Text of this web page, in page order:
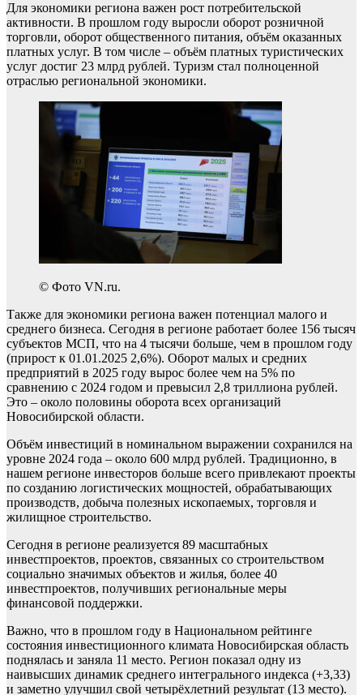
Для экономики региона важен рост потребительской
активности. В прошлом году выросли оборот розничной
торговли, оборот общественного питания, объём оказанных
платных услуг. В том числе – объём платных туристических
услуг достиг 23 млрд рублей. Туризм стал полноценной
отраслью региональной экономики.
© Фото VN.ru.
Также для экономики региона важен потенциал малого и
среднего бизнеса. Сегодня в регионе работает более 156 тысяч
субъектов МСП, что на 4 тысячи больше, чем в прошлом году
(прирост к 01.01.2025 2,6%). Оборот малых и средних
предприятий в 2025 году вырос более чем на 5% по
сравнению с 2024 годом и превысил 2,8 триллиона рублей.
Это – около половины оборота всех организаций
Новосибирской области.
Объём инвестиций в номинальном выражении сохранился на
уровне 2024 года – около 600 млрд рублей. Традиционно, в
нашем регионе инвесторов больше всего привлекают проекты
по созданию логистических мощностей, обрабатывающих
производств, добыча полезных ископаемых, торговля и
жилищное строительство.
Сегодня в регионе реализуется 89 масштабных
инвестпроектов, проектов, связанных со строительством
социально значимых объектов и жилья, более 40
инвестпроектов, получивших региональные меры
финансовой поддержки.
Важно, что в прошлом году в Национальном рейтинге
состояния инвестиционного климата Новосибирская область
поднялась и заняла 11 место. Регион показал одну из
наивысших динамик среднего интегрального индекса (+3,33)
и заметно улучшил свой четырёхлетний результат (13 место).